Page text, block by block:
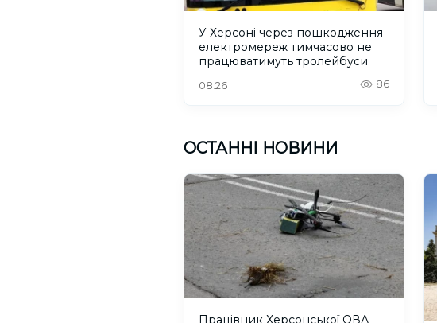
У Херсоні через пошкодження
електромереж тимчасово не
працюватимуть тролейбуси
08:26 86
ОСТАННІ НОВИНИ
Працівник Херсонської ОВА